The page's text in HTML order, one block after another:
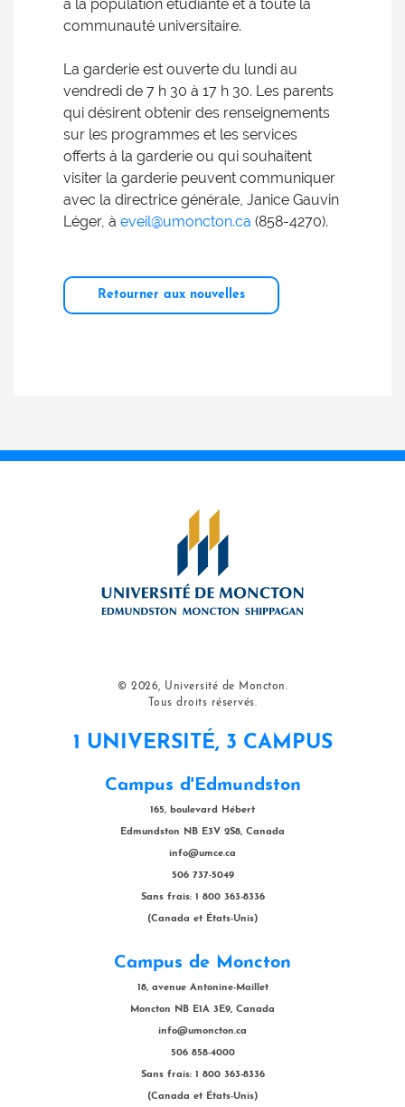
à la population étudiante et à toute la
communauté universitaire.
La garderie est ouverte du lundi au
vendredi de 7 h 30 à 17 h 30. Les parents
qui désirent obtenir des renseignements
sur les programmes et les services
offerts à la garderie ou qui souhaitent
visiter la garderie peuvent communiquer
avec la directrice générale, Janice Gauvin
Léger, à eveil@umoncton.ca (858-4270).
Retourner aux nouvelles
© 2026, Université de Moncton.
Tous droits réservés.
1 UNIVERSITÉ, 3 CAMPUS
Campus d'Edmundston
165, boulevard Hébert
Edmundston NB E3V 2S8, Canada
info@umce.ca
506 737-5049
Sans frais: 1 800 363-8336
(Canada et États-Unis)
Campus de Moncton
18, avenue Antonine-Maillet
Moncton NB E1A 3E9, Canada
info@umoncton.ca
506 858-4000
Sans frais: 1 800 363-8336
(Canada et États-Unis)